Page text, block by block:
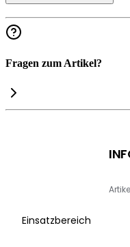
Fragen zum Artikel?
Einsatzbereich